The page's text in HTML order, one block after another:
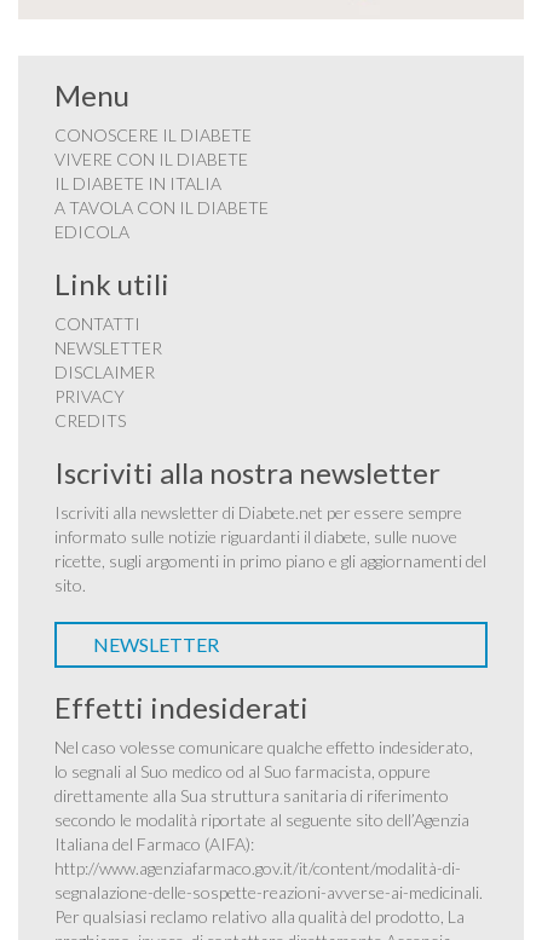
Menu
CONOSCERE IL DIABETE
VIVERE CON IL DIABETE
IL DIABETE IN ITALIA
A TAVOLA CON IL DIABETE
EDICOLA
Link utili
CONTATTI
NEWSLETTER
DISCLAIMER
PRIVACY
CREDITS
Iscriviti alla nostra newsletter
Iscriviti alla newsletter di Diabete.net per essere sempre
informato sulle notizie riguardanti il diabete, sulle nuove
ricette, sugli argomenti in primo piano e gli aggiornamenti del
sito.
NEWSLETTER
Effetti indesiderati
Nel caso volesse comunicare qualche effetto indesiderato,
lo segnali al Suo medico od al Suo farmacista, oppure
direttamente alla Sua struttura sanitaria di riferimento
secondo le modalità riportate al seguente sito dell’Agenzia
Italiana del Farmaco (AIFA):
http://www.agenziafarmaco.gov.it/it/content/modalità-di-
segnalazione-delle-sospette-reazioni-avverse-ai-medicinali.
Per qualsiasi reclamo relativo alla qualità del prodotto, La